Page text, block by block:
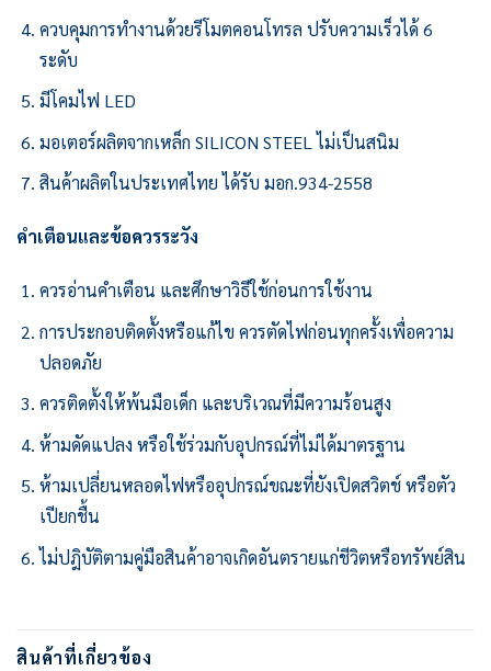
ควบคุมการทำงานด้วยรีโมตคอนโทรล ปรับความเร็วได้ 6
ระดับ
มีโคมไฟ LED
มอเตอร์ผลิตจากเหล็ก SILICON STEEL ไม่เป็นสนิม
สินค้าผลิตในประเทศไทย ได้รับ มอก.934-2558
คำเตือนและข้อควรระวัง
ควรอ่านคำเตือน และศึกษาวิธีใช้ก่อนการใช้งาน
การประกอบติดตั้งหรือแก้ไข ควรตัดไฟก่อนทุกครั้งเพื่อความ
ปลอดภัย
ควรติดตั้งให้พ้นมือเด็ก และบริเวณที่มีความร้อนสูง
ห้ามดัดแปลง หรือใช้ร่วมกับอุปกรณ์ที่ไม่ได้มาตรฐาน
ห้ามเปลี่ยนหลอดไฟหรืออุปกรณ์ขณะที่ยังเปิดสวิตช์ หรือตัว
เปียกชื้น
ไม่ปฎิบัติตามคู่มือสินค้าอาจเกิดอันตรายแก่ชีวิตหรือทรัพย์สิน
สินค้าที่เกี่ยวข้อง